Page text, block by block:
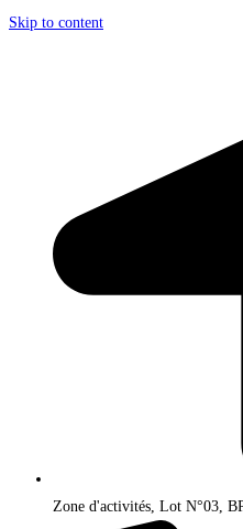
Skip to content
Zone d'activités, Lot N°03,